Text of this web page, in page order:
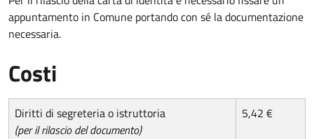
appuntamento in Comune portando con sé la documentazione
necessaria.
Costi
Diritti di segreteria o istruttoria
(per il rilascio del documento)
5,42 €